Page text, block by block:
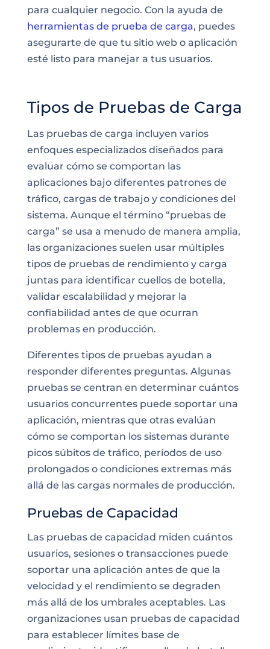
para cualquier negocio. Con la ayuda de
herramientas de prueba de carga, puedes
asegurarte de que tu sitio web o aplicación
esté listo para manejar a tus usuarios.
Tipos de Pruebas de Carga
Las pruebas de carga incluyen varios
enfoques especializados diseñados para
evaluar cómo se comportan las
aplicaciones bajo diferentes patrones de
tráfico, cargas de trabajo y condiciones del
sistema. Aunque el término “pruebas de
carga” se usa a menudo de manera amplia,
las organizaciones suelen usar múltiples
tipos de pruebas de rendimiento y carga
juntas para identificar cuellos de botella,
validar escalabilidad y mejorar la
confiabilidad antes de que ocurran
problemas en producción.
Diferentes tipos de pruebas ayudan a
responder diferentes preguntas. Algunas
pruebas se centran en determinar cuántos
usuarios concurrentes puede soportar una
aplicación, mientras que otras evalúan
cómo se comportan los sistemas durante
picos súbitos de tráfico, períodos de uso
prolongados o condiciones extremas más
allá de las cargas normales de producción.
Pruebas de Capacidad
Las pruebas de capacidad miden cuántos
usuarios, sesiones o transacciones puede
soportar una aplicación antes de que la
velocidad y el rendimiento se degraden
más allá de los umbrales aceptables. Las
organizaciones usan pruebas de capacidad
para establecer límites base de